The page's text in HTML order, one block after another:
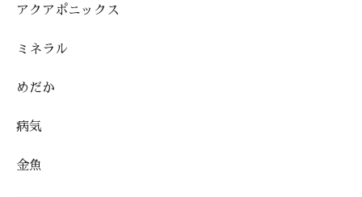
アクアポニックス
ミネラル
めだか
病気
金魚